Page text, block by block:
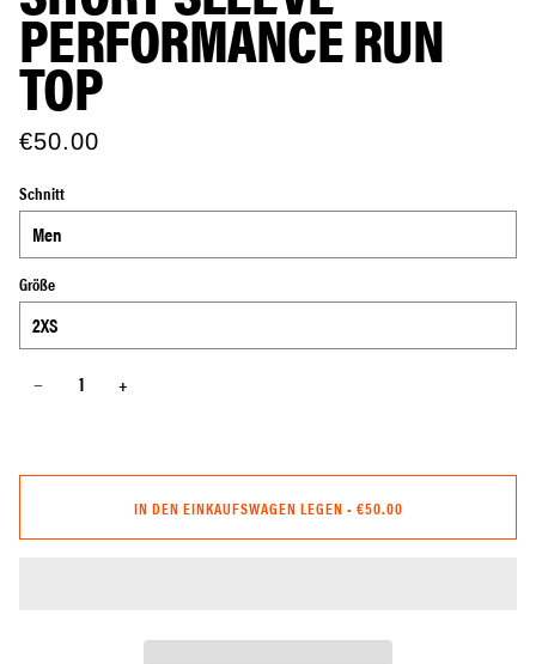
PERFORMANCE RUN
TOP
€50.00
Schnitt
Größe
− +
IN DEN EINKAUFSWAGEN LEGEN • €50.00